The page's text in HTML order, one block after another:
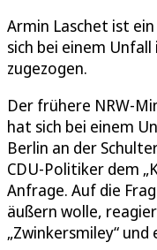
Armin Laschet ist
sich bei einem
zugezogen.
Der frühere NRW-
hat sich bei einem
Berlin an der
CDU-Politiker dem
Anfrage. Auf die
äußern wolle,
„Zwinkersmiley“ und